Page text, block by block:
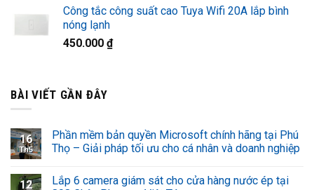
Công tắc công suất cao Tuya Wifi 20A lắp bình
nóng lạnh
450.000 ₫
BÀI VIẾT GẦN ĐÂY
16
Th5
Phần mềm bản quyền Microsoft chính hãng tại Phú
Thọ – Giải pháp tối ưu cho cá nhân và doanh nghiệp
12
Lắp 6 camera giám sát cho cửa hàng nước ép tại